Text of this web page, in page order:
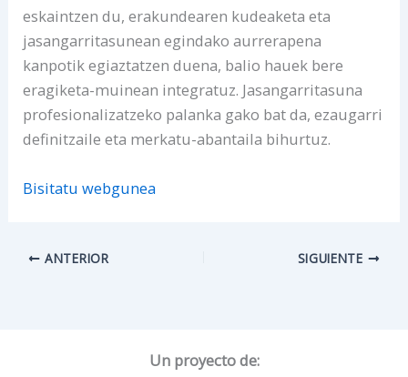
eskaintzen du, erakundearen kudeaketa eta
jasangarritasunean egindako aurrerapena
kanpotik egiaztatzen duena, balio hauek bere
eragiketa-muinean integratuz. Jasangarritasuna
profesionalizatzeko palanka gako bat da, ezaugarri
definitzaile eta merkatu-abantaila bihurtuz.
Bisitatu webgunea
ANTERIOR SIGUIENTE
Un proyecto de: